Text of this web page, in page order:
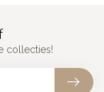
collecties!